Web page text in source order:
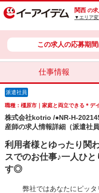
関西 の求
▼エリア
この求人の応募期
仕事情報
派遣社員
職種：橿原市｜家庭と両立できる＊デ
株式会社kotrio /●NR-H-
産師の求人情報詳細（派遣社
利用者様とゆったり関
スでのお仕事♪一人ひ
す◎
弊社ではあなたにピッ